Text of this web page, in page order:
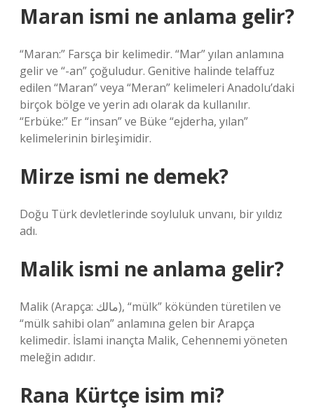
Maran ismi ne anlama gelir?
“Maran:” Farsça bir kelimedir. “Mar” yılan anlamına
gelir ve “-an” çoğuludur. Genitive halinde telaffuz
edilen “Maran” veya “Meran” kelimeleri Anadolu’daki
birçok bölge ve yerin adı olarak da kullanılır.
“Erbüke:” Er “insan” ve Büke “ejderha, yılan”
kelimelerinin birleşimidir.
Mirze ismi ne demek?
Doğu Türk devletlerinde soyluluk unvanı, bir yıldız
adı.
Malik ismi ne anlama gelir?
Malik (Arapça: مالك), “mülk” kökünden türetilen ve
“mülk sahibi olan” anlamına gelen bir Arapça
kelimedir. İslami inançta Malik, Cehennemi yöneten
meleğin adıdır.
Rana Kürtçe isim mi?